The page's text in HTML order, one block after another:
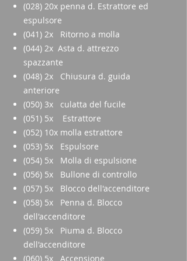
(028) 20x penna d. Estrattore ed
espulsore
(041) 2x Ritorno a molla
(044) 2x Asta d. attrezzo
spazzante
(048) 2x Chiusura d. guida
anteriore
(050) 3x culatta del fucile
(051) 5x Estrattore
(052) 10x molla estrattore
(053) 5x Espulsore
(054) 5x Molla di espulsione
(056) 5x Bullone di controllo
(057) 5x Blocco dell'accenditore
(058) 5x Penna d. Blocco
dell'accenditore
(059) 5x Piuma d. Blocco
dell'accenditore
(060) 5x Accensione